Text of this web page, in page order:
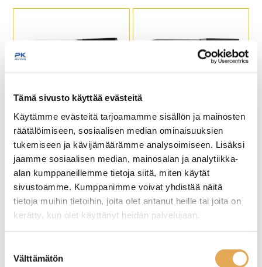
Tämä sivusto käyttää evästeitä
Käytämme evästeitä tarjoamamme sisällön ja mainosten
räätälöimiseen, sosiaalisen median ominaisuuksien
tukemiseen ja kävijämäärämme analysoimiseen. Lisäksi
jaamme sosiaalisen median, mainosalan ja analytiikka-
alan kumppaneillemme tietoja siitä, miten käytät
sivustoamme. Kumppanimme voivat yhdistää näitä
tietoja muihin tietoihin, joita olet antanut heille tai joita on
kerätty, kun olet käyttänyt heidän palvelujaan.
valinta
Välttämätön
Santoku-veitsi 17,5cm IC
Pituus 31 cm.
Terän pituus 18 cm.
Paino 285 grammaa.
Juustoveitsi 13 cm Siivutusveitsi 300 mm